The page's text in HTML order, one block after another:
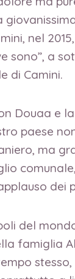
nel
sono”, a
di Camini.
Douaa e
paese
ma
dei
del
famiglia
stesso,